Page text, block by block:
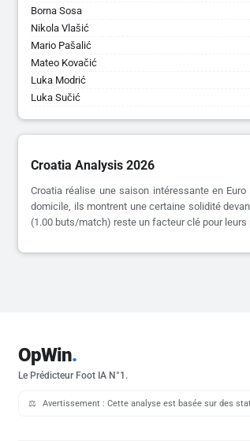
Borna Sosa
Nikola Vlašić
Mario Pašalić
Mateo Kovačić
Luka Modrić
Luka Sučić
Croatia Analysis 2026
Croatia réalise une saison intéressante en
domicile, ils montrent une certaine solidité
(1.00 buts/match) reste un facteur clé pour
OpWin.
Le Prédicteur Foot IA N°1.
⚖️ Avertissement : Cette analyse est basée sur des